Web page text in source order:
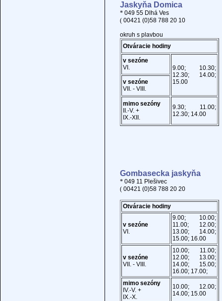
Jaskyňa Domica
* 049 55 Dlhá Ves
( 00421 (0)58 788 20 10
okruh s plavbou
Otváracie hodiny
v sezóne
VI.
9.00; 10.30;
12.30; 14.00;
15.00
v sezóne
VII. - VIII.
mimo sezóny
II.-V. +
IX.-XII.
9.30; 11.00;
12.30; 14.00
Gombasecka jaskyňa
* 049 11 Plešivec
( 00421 (0)58 788 20 20
Otváracie hodiny
v sezóne
VI.
9.00; 10.00;
11.00; 12.00;
13.00; 14.00;
15.00; 16.00
v sezóne
VII. - VIII.
10.00; 11.00;
12.00; 13.00;
14.00; 15.00;
16.00; 17.00;
mimo sezóny
IV.-V. +
IX.-X.
10.00; 12.00;
14.00; 15.00